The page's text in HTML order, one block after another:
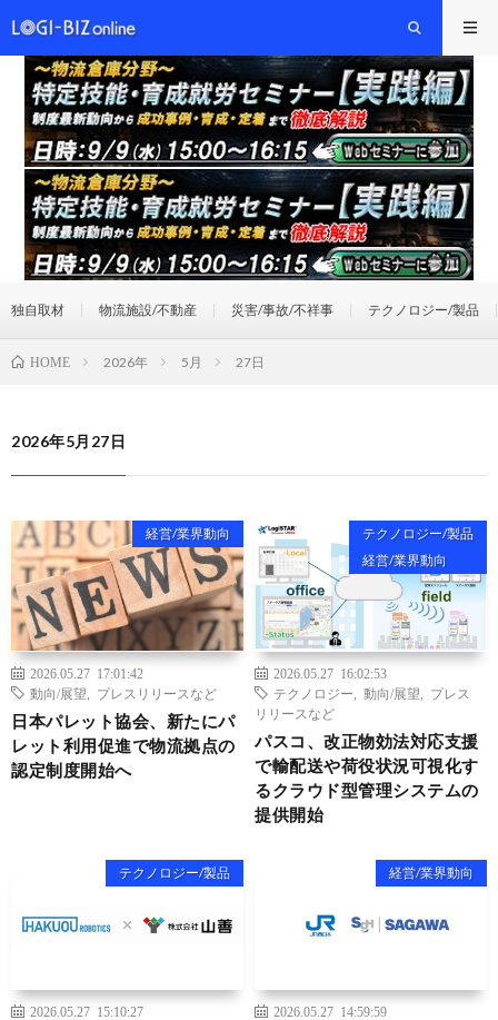
独自取材 物流施設/不動産 災害/事故/不祥事 テクノロジー/製品
HOME 2026年 5月 27日
2026年5月27日
経営/業界動向
2026.05.27 17:01:42
動向/展望
プレスリリースなど
日本パレット協会、新たにパ
レット利用促進で物流拠点の
認定制度開始へ
テクノロジー/製品
経営/業界動向
2026.05.27 16:02:53
テクノロジー
動向/展望
プレス
リリースなど
パスコ、改正物効法対応支援
で輸配送や荷役状況可視化す
るクラウド型管理システムの
提供開始
テクノロジー/製品
2026.05.27 15:10:27
経営/業界動向
2026.05.27 14:59:59